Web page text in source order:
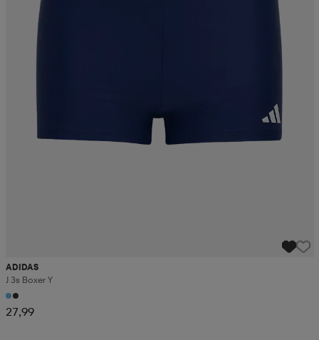
ADIDAS
J 3s Boxer Y
27,99